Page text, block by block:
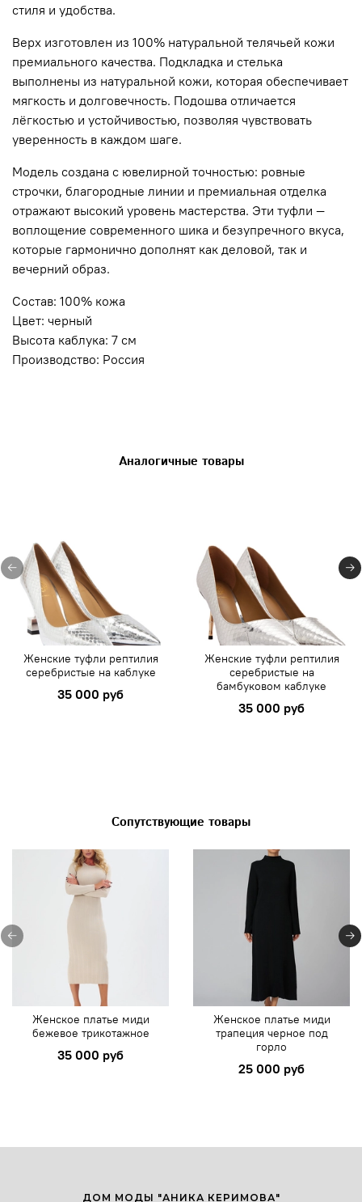
стиля и удобства.
Верх изготовлен из 100% натуральной телячьей кожи
премиального качества. Подкладка и стелька
выполнены из натуральной кожи, которая обеспечивает
мягкость и долговечность. Подошва отличается
лёгкостью и устойчивостью, позволяя чувствовать
уверенность в каждом шаге.
Модель создана с ювелирной точностью: ровные
строчки, благородные линии и премиальная отделка
отражают высокий уровень мастерства. Эти туфли —
воплощение современного шика и безупречного вкуса,
которые гармонично дополнят как деловой, так и
вечерний образ.
Состав: 100% кожа
Цвет: черный
Высота каблука: 7 см
Производство: Россия
Аналогичные товары
Женские туфли рептилия
серебристые на каблуке
35 000 руб
Женские туфли рептилия
серебристые на
бамбуковом каблуке
35 000 руб
Сопутствующие товары
Женское платье миди
бежевое трикотажное
35 000 руб
Женское платье миди
трапеция черное под
горло
25 000 руб
ДОМ МОДЫ "АНИКА КЕРИМОВА"